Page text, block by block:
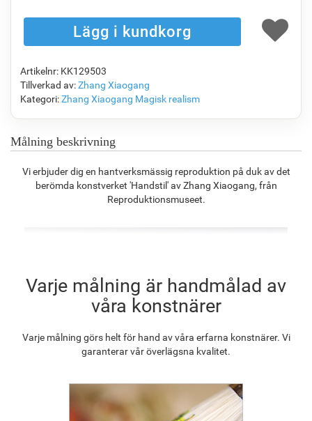
F7034-296 F6731-224
1 416.48 kr
1 313.70kr 1 020.34kr 1 471.00kr 1 324.14kr
Artikelnr: KK129503
Tillverkad av:Zhang Xiaogang
Kategori:Zhang Xiaogang Magisk realism
Målning beskrivning
Vi erbjuder dig en hantverksmässig reproduktion på duk av det
berömda konstverket 'Handstil' av Zhang Xiaogang, från
Reproduktionsmuseet.
Varje målning är handmålad av
våra konstnärer
Varje målning görs helt för hand av våra erfarna konstnärer. Vi
garanterar vår överlägsna kvalitet.